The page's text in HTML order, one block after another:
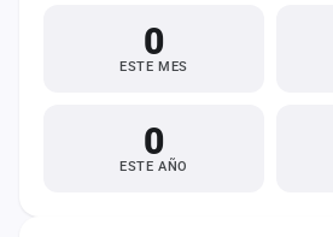
0
ESTE MES
0
ESTE AÑO